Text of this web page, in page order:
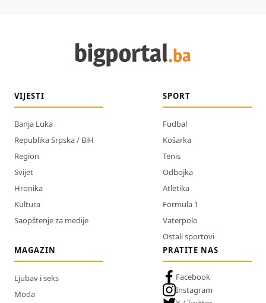
VIJESTI
Banja Luka
Republika Srpska / BiH
Region
Svijet
Hronika
Kultura
Saopštenje za medije
SPORT
Fudbal
Košarka
Tenis
Odbojka
Atletika
Formula 1
Vaterpolo
Ostali sportovi
MAGAZIN
Ljubav i seks
Moda
PRATITE NAS
Facebook
Instagram